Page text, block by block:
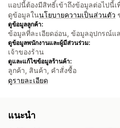
แอปนี้ต้องมีสิทธิ์เข้าถึงข้อมูลต่อไปนี้
ดูข้อมูลในนโยบายความเป็นส่วนตัว
ดูข้อมูลลูกค้า:
ข้อมูลที่ละเอียดอ่อน, ข้อมูลอุปกรณ์แ
ดูข้อมูลพนักงานและผู้มีส่วนร่วม:
เจ้าของร้าน
ดูและแก้ไขข้อมูลร้านค้า:
ลูกค้า, สินค้า, คำสั่งซื้อ
ดูรายละเอียด
แนะนำ